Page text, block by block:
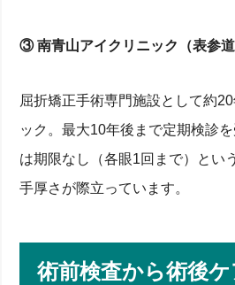
③ 南青山アイクリニック（表参道
屈折矯正手術専門施設として約
ック。最大10年後まで定期検診
は期限なし（各眼1回まで）とい
手厚さが際立っています。
術前検査から術後